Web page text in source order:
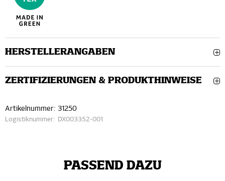
HERSTELLERANGABEN
ZERTIFIZIERUNGEN & PRODUKTHINWEISE
Artikelnummer: 31250
Logistiknummer: DX003352-001
PASSEND DAZU